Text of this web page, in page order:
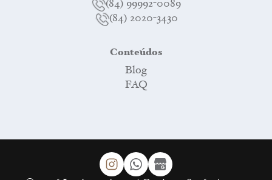
(84) 99992-0089
(84) 2020-3430
Conteúdos
Blog
FAQ